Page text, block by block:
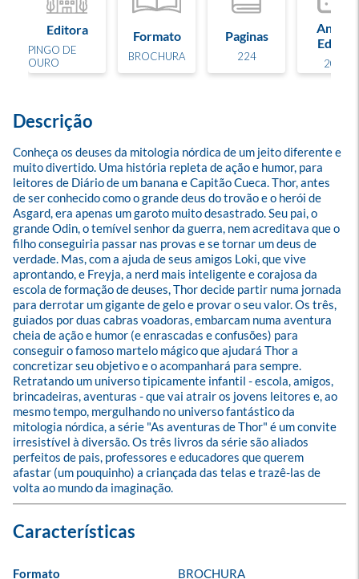
Editora
PINGO DE
OURO
Formato
BROCHURA
Paginas
224
Ano de
Edição
2024
Descrição
Conheça os deuses da mitologia nórdica de um jeito diferente e
muito divertido. Uma história repleta de ação e humor, para
leitores de Diário de um banana e Capitão Cueca. Thor, antes
de ser conhecido como o grande deus do trovão e o herói de
Asgard, era apenas um garoto muito desastrado. Seu pai, o
grande Odin, o temível senhor da guerra, nem acreditava que o
filho conseguiria passar nas provas e se tornar um deus de
verdade. Mas, com a ajuda de seus amigos Loki, que vive
aprontando, e Freyja, a nerd mais inteligente e corajosa da
escola de formação de deuses, Thor decide partir numa jornada
para derrotar um gigante de gelo e provar o seu valor. Os três,
guiados por duas cabras voadoras, embarcam numa aventura
cheia de ação e humor (e enrascadas e confusões) para
conseguir o famoso martelo mágico que ajudará Thor a
concretizar seu objetivo e o acompanhará para sempre.
Retratando um universo tipicamente infantil - escola, amigos,
brincadeiras, aventuras - que vai atrair os jovens leitores e, ao
mesmo tempo, mergulhando no universo fantástico da
mitologia nórdica, a série "As aventuras de Thor" é um convite
irresistível à diversão. Os três livros da série são aliados
perfeitos de pais, professores e educadores que querem
afastar (um pouquinho) a criançada das telas e trazê-las de
volta ao mundo da imaginação.
Formato
BROCHURA